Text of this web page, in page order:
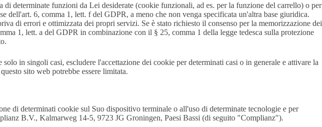
determinate funzioni da Lei desiderate (cookie funzionali, ad es. per la funzione del carrello) o per
6, comma 1, lett. f del GDPR, a meno che non venga specificata un'altra base giuridica.
di errori e ottimizzata dei propri servizi. Se è stato richiesto il consenso per la memorizzazione dei
1, lett. a del GDPR in combinazione con il § 25, comma 1 della legge tedesca sulla protezione
in singoli casi, escludere l'accettazione dei cookie per determinati casi o in generale e attivare la
sito web potrebbe essere limitata.
di determinati cookie sul Suo dispositivo terminale o all'uso di determinate tecnologie e per
B.V., Kalmarweg 14-5, 9723 JG Groningen, Paesi Bassi (di seguito "Complianz").